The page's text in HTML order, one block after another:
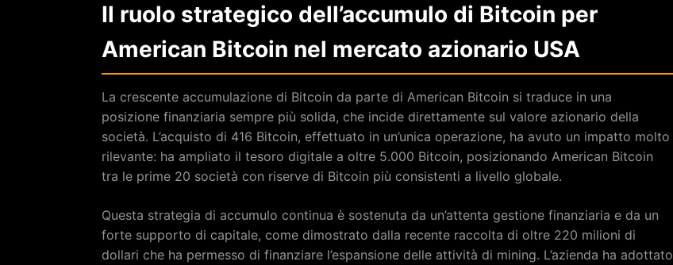
Il ruolo strategico dell’accumulo di Bitcoin per
American Bitcoin nel mercato azionario USA
La crescente accumulazione di Bitcoin da parte di American Bitcoin si traduce in una
posizione finanziaria sempre più solida, che incide direttamente sul valore azionario della
società. L’acquisto di 416 Bitcoin, effettuato in un’unica operazione, ha avuto un impatto molto
rilevante: ha ampliato il tesoro digitale a oltre 5.000 Bitcoin, posizionando American Bitcoin
tra le prime 20 società con riserve di Bitcoin più consistenti a livello globale.
Questa strategia di accumulo continua è sostenuta da un’attenta gestione finanziaria e da un
forte supporto di capitale, come dimostrato dalla recente raccolta di oltre 220 milioni di
dollari che ha permesso di finanziare l’espansione delle attività di mining. L’azienda ha adottato